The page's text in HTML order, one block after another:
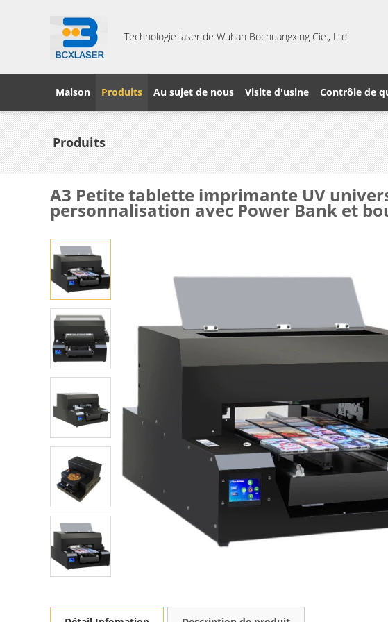
Technologie laser de Wuhan Bochuangxing Cie., Ltd.
Maison Produits Au sujet de nous Visite d'usine Contrôle de
Produits
A3 Petite tablette imprimante UV
personnalisation avec Power Bank et